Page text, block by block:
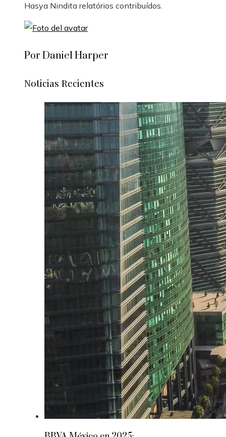
Hasya Nindita relatórios contribuídos.
Por Daniel Harper
Noticias Recientes